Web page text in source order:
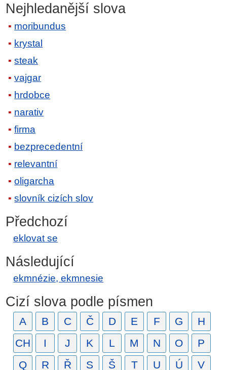
Nejhledanější slova
moribundus
krystal
steak
vajgar
hrdobce
narativ
firma
bezprecedentní
relevantní
oligarcha
slovník cizích slov
Předchozí
eklovat se
Následující
ekmnézie, ekmnesie
Cizí slova podle písmen
A B C Č D E F G
H
CH
I J K L M N O
P
Q
R Ř S Š T U Ú V